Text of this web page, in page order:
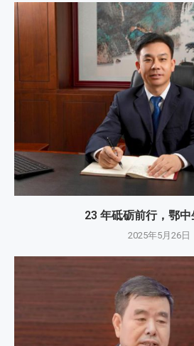
23 年砥砺前行，鄂中
2025年5月26日